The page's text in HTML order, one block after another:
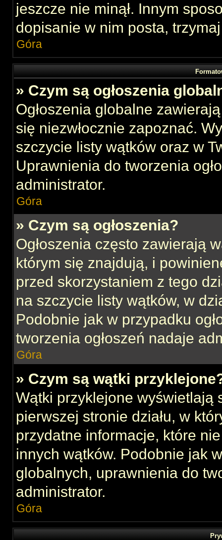
jeszcze nie minął. Innym
dopisanie w nim posta,
Góra
» Czym są ogłoszenia
Ogłoszenia globalne
się niezwłocznie zapoznać.
szczycie listy wątków oraz w
Uprawnienia do tworzenia
administrator.
Góra
» Czym są ogłoszenia?
Ogłoszenia często zawierają
którym się znajdują, i
przed skorzystaniem z tego
na szczycie listy wątków, w
Podobnie jak w przypadku
tworzenia ogłoszeń nadaje
Góra
» Czym są wątki
Wątki przyklejone wyświetlają
pierwszej stronie działu, w
przydatne informacje, które
innych wątków. Podobnie jak
globalnych, uprawnienia do
administrator.
Góra